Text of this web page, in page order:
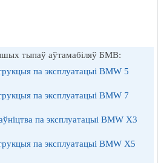
тыпаў аўтамабіляў БМВ:
па эксплуатацыі BMW 5
па эксплуатацыі BMW 7
па эксплуатацыі BMW X3
па эксплуатацыі BMW X5